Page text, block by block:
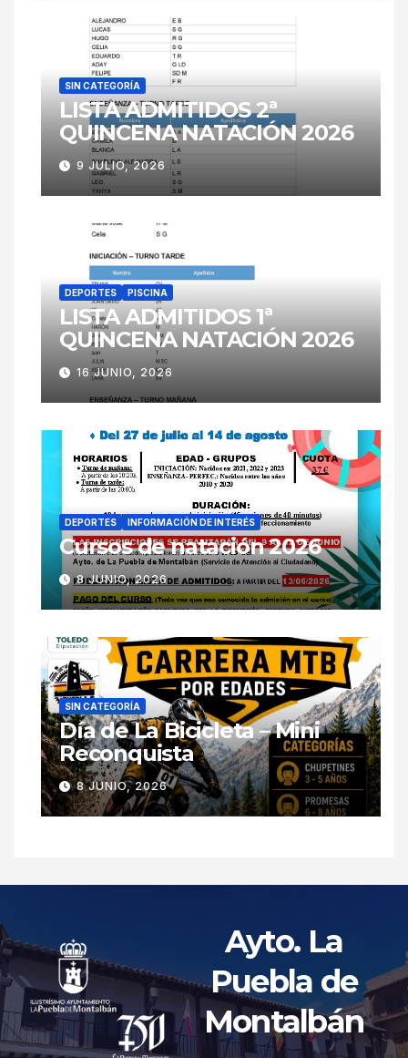
SIN CATEGORÍA
LISTA ADMITIDOS 2ª
QUINCENA NATACIÓN 2026
9 JULIO, 2026
DEPORTES PISCINA
LISTA ADMITIDOS 1ª
QUINCENA NATACIÓN 2026
16 JUNIO, 2026
DEPORTES INFORMACIÓN DE INTERÉS
Cursos de natación 2026
8 JUNIO, 2026
SIN CATEGORÍA
Día de La Bicicleta – Mini
Reconquista
8 JUNIO, 2026
Ayto. La
Puebla de
Montalbán